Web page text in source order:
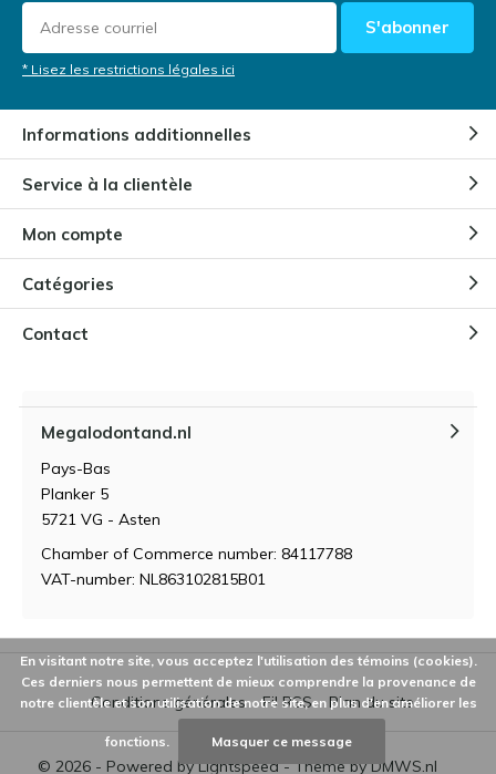
S'abonner
* Lisez les restrictions légales ici
Informations additionnelles
Service à la clientèle
Mon compte
Catégories
Contact
Megalodontand.nl
Pays-Bas
Planker 5
5721 VG - Asten
Chamber of Commerce number: 84117788
VAT-number: NL863102815B01
© 2026 - Powered byLightspeed- Theme byDMWS.nl
Conditions générales Fil RSS Plan du site
En visitant notre site, vous acceptez l'utilisation des témoins (cookies).
Ces derniers nous permettent de mieux comprendre la provenance de
notre clientèle et son utilisation de notre site, en plus d'en améliorer les
fonctions. Masquer ce message